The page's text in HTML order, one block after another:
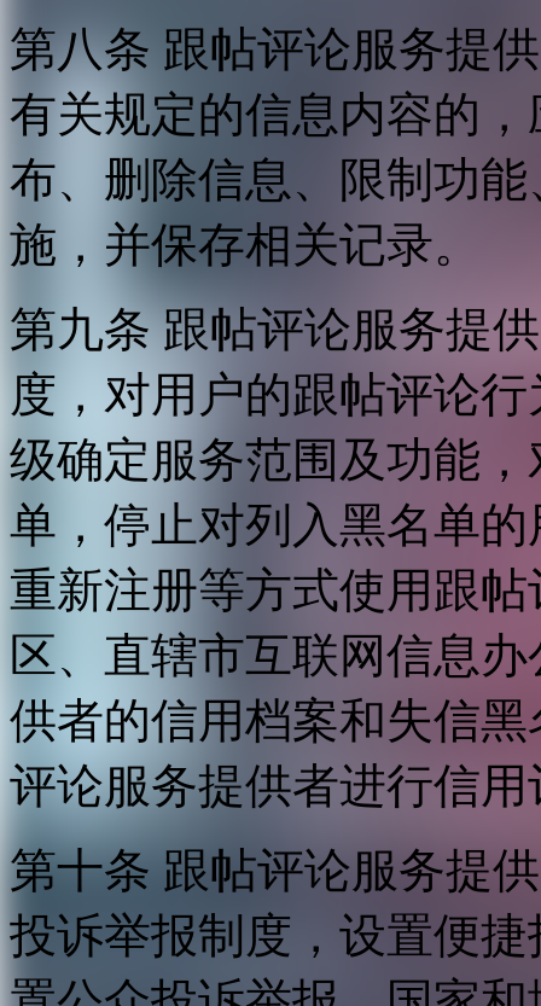
第八条 跟帖评论服务提
有关规定的信息内容的
布、删除信息、限制功
施，并保存相关记录。
第九条 跟帖评论服务提
度，对用户的跟帖评论
级确定服务范围及功能
单，停止对列入黑名单
重新注册等方式使用跟
区、直辖市互联网信息
供者的信用档案和失信
评论服务提供者进行信用
第十条 跟帖评论服务提
投诉举报制度，设置便